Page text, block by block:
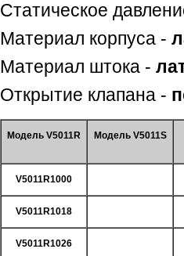
Статическое
Материал корпуса -
Материал штока -
Открытие клапана -
Модель V5011R Модель V5011S
V5011R1000
V5011R1018
V5011R1026